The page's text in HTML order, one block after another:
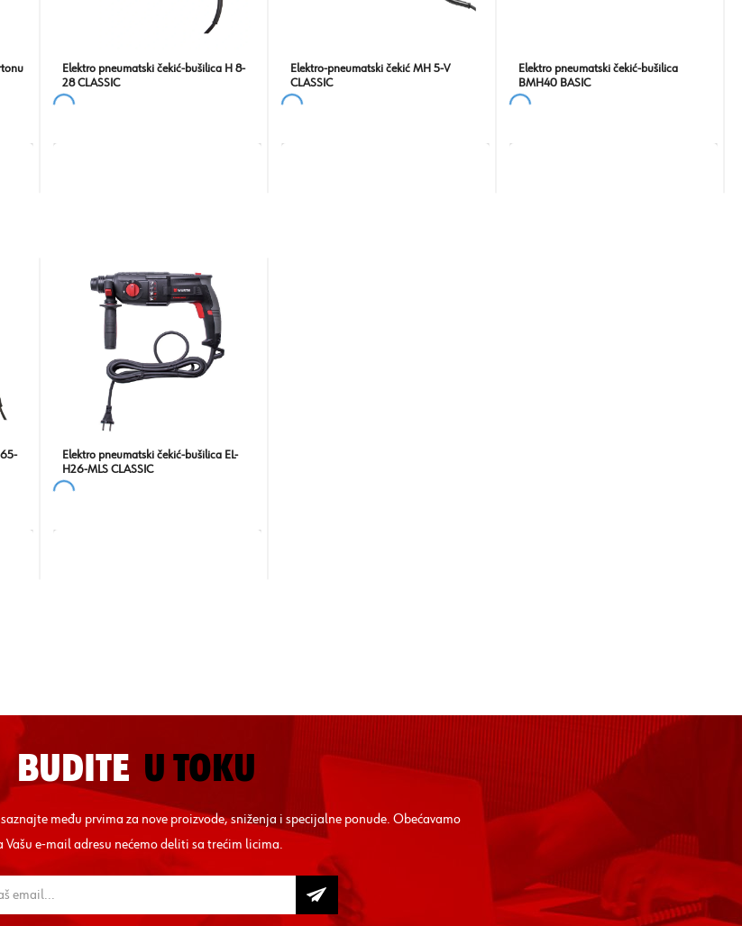
Elektro pneumatski čekić-bušilica H 8-
28 CLASSIC
Elektro-pneumatski čekić MH 5-V
CLASSIC
Elektro pneumatski čekić-bušilica
BMH40 BASIC
Elektro pneumatski čekić-bušilica EL-
H26-MLS CLASSIC
BUDITE U TOKU
među prvima za nove proizvode, sniženja i specijalne ponude. Obećavamo
Vašu e-mail adresu nećemo deliti sa trećim licima.